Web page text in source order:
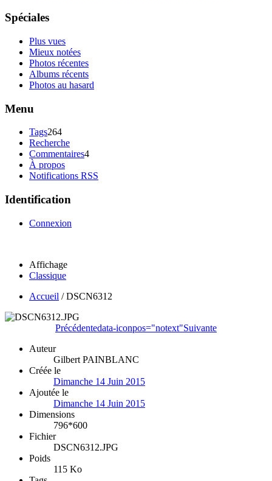
Spéciales
Plus vues
Mieux notées
Photos récentes
Albums récents
Photos au hasard
Menu
Tags264
Recherche
Commentaires4
À propos
Notifications RSS
Identification
Connexion
Affichage
Classique
Accueil /DSCN6312
Précédentedata-iconpos="notext"Suivante
Auteur
Gilbert PAINBLANC
Créée le
Dimanche 14 Juin 2015
Ajoutée le
Dimanche 14 Juin 2015
Dimensions
796*600
Fichier
DSCN6312.JPG
Poids
115 Ko